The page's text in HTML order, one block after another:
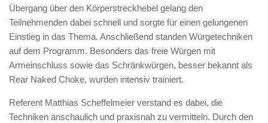
Übergang über den Körperstreckhebel gelang den
Teilnehmenden dabei schnell und sorgte für einen gelungenen
Einstieg in das Thema. Anschließend standen Würgetechniken
auf dem Programm. Besonders das freie Würgen mit
Armeinschluss sowie das Schränkwürgen, besser bekannt als
Rear Naked Choke, wurden intensiv trainiert.
Referent Matthias Scheffelmeier verstand es dabei, die
Techniken anschaulich und praxisnah zu vermitteln. Durch den